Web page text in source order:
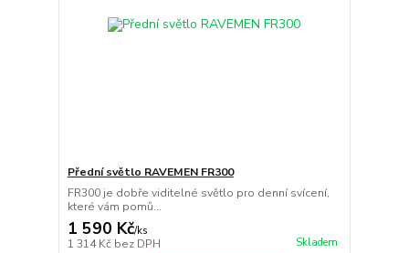
Přední světlo RAVEMEN FR300
FR300 je dobře viditelné světlo pro denní svícení,
které vám pomů...
1 590 Kč/ks
1 314 Kč bez DPH Skladem